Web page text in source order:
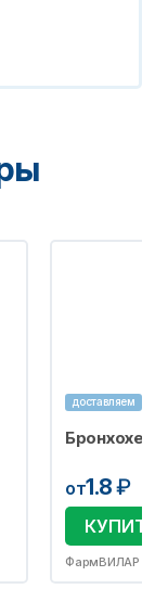
доставляем
от1.8₽
ФармВИЛАР